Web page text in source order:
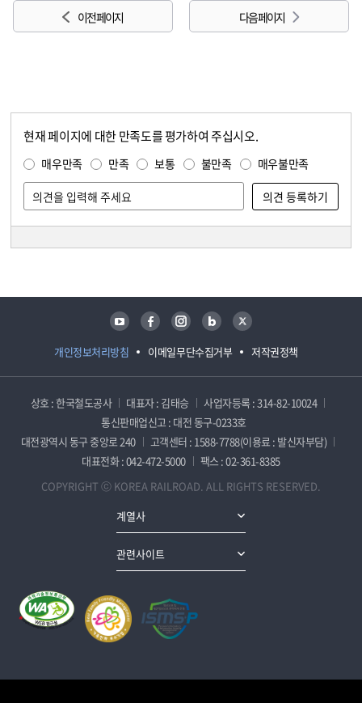
이전 페이지 다음 페이지
현재 페이지에 대한 만족도를 평가하여 주십시오.
매우만족 만족 보통 불만족 매우불만족
개인정보처리방침 이메일무단수집거부 저작권정책
유튜브 페이스북 인스타그램 블로그 트위터
상호 : 한국철도공사 대표자 : 김태승
사업자등록 : 314-82-10024
통신판매업신고 : 대전 동구-0233호
대전광역시 동구 중앙로 240
고객센터 : 1588-7788(이용료 : 발신자부담)
대표전화 : 042-472-5000
팩스 : 02-361-8385
COPYRIGHT ⓒ KOREA RAILROAD. ALL RIGHTS RESERVED.
계열사
관련사이트